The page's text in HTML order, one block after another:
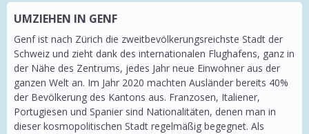
UMZIEHEN IN GENF
Genf ist nach Zürich die zweitbevölkerungsreichste Stadt der
Schweiz und zieht dank des internationalen Flughafens, ganz in
der Nähe des Zentrums, jedes Jahr neue Einwohner aus der
ganzen Welt an. Im Jahr 2020 machten Ausländer bereits 40%
der Bevölkerung des Kantons aus. Franzosen, Italiener,
Portugiesen und Spanier sind Nationalitäten, denen man in
dieser kosmopolitischen Stadt regelmäßig begegnet. Als